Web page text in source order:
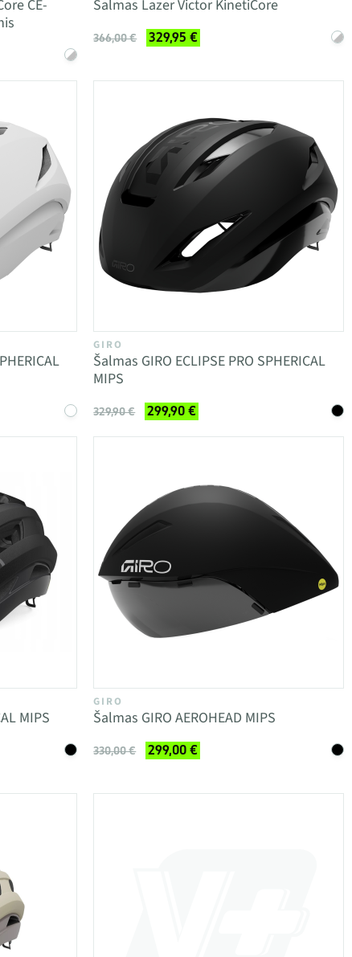
CE-
Šalmas Lazer Victor KinetiCore
366,00 € 329,95 €
GIRO
Šalmas GIRO ECLIPSE PRO SPHERICAL
MIPS
329,90 € 299,90 €
MIPS
GIRO
Šalmas GIRO AEROHEAD MIPS
330,00 € 299,00 €